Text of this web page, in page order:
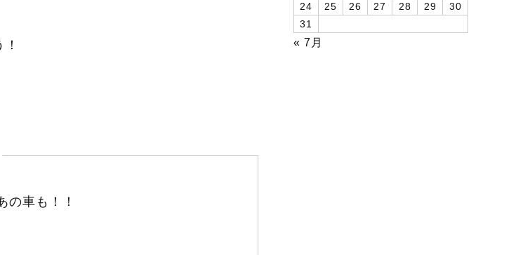
の車も！！
24
25 26 27 28 29
30
31
« 7月